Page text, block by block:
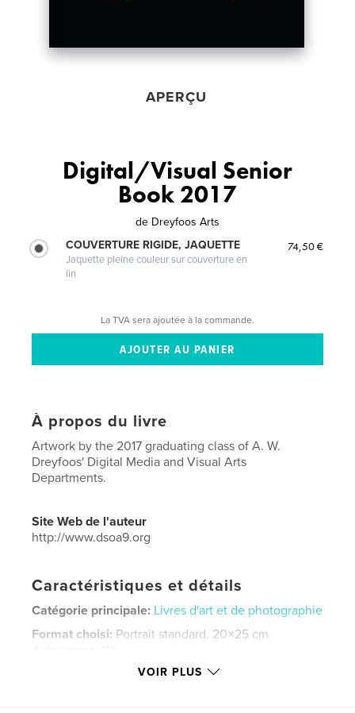
APERÇU
Digital/Visual Senior
Book 2017
de Dreyfoos Arts
COUVERTURE RIGIDE, JAQUETTE
Jaquette pleine couleur sur couverture en
lin
74,50 €
La TVA sera ajoutée à la commande.
À propos du livre
Artwork by the 2017 graduating class of A. W.
Dreyfoos' Digital Media and Visual Arts
Departments.
Site Web de l'auteur
http://www.dsoa9.org
Caractéristiques et détails
Catégorie principale: Livres d'art et de photographie
Format choisi: Portrait standard, 20×25 cm
Date de publication:avril 04, 2017
VOIR PLUS